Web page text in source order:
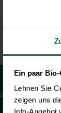
Ein paar
Lehnen Sie
zeigen uns
13:30 Uhr